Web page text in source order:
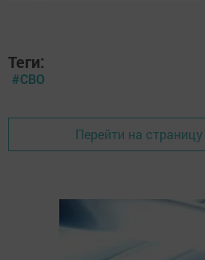
Теги:
#СВО
Перейти на